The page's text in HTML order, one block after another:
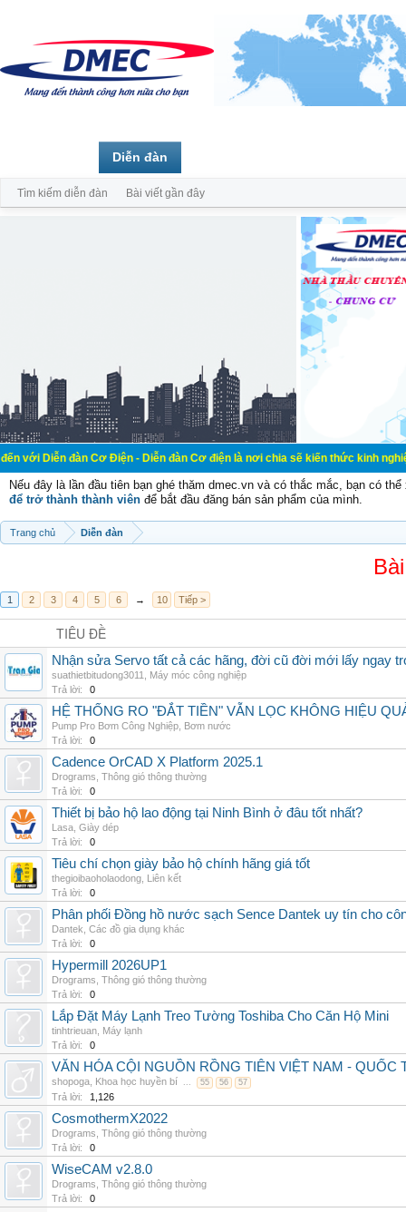
đàn Cơ Điện - Diễn đàn Cơ điện là nơi chia sẽ kiến thức kinh nghiệm
Nếu đây là lần đầu tiên bạn ghé thăm dmec.vn và có thắc mắc, bạn có
để trở thành thành viên để bắt đầu đăng bán sản phẩm của mình.
Trang chủ Diễn đàn
1 2 3 4 5 6 → 10 Tiếp >
TIÊU ĐỀ
Nhận sửa Servo tất cả các hãng, đời cũ đời mới lấy ngay
suathietbitudong3011
Máy móc công nghiệp
Trả lời:
0
HỆ THỐNG RO "ĐẮT TIỀN" VẪN LỌC KHÔNG HIỆU
Pump Pro Bơm Công Nghiệp Bơm nước
Trả lời:
0
Cadence OrCAD X Platform 2025.1
Drograms Thông gió thông thường
Trả lời:
0
Thiết bị bảo hộ lao động tại Ninh Bình ở đâu tốt nhất?
Lasa Giày dép
Trả lời:
0
Tiêu chí chọn giày bảo hộ chính hãng giá tốt
thegioibaoholaodong Liên kết
Trả lời:
0
Phân phối Đồng hồ nước sạch Sence Dantek uy tín cho
Dantek Các đồ gia dụng khác
Trả lời:
0
Hypermill 2026UP1
Drograms Thông gió thông thường
Trả lời:
0
Lắp Đặt Máy Lạnh Treo Tường Toshiba Cho Căn Hộ Mini
tinhtrieuan Máy lạnh
Trả lời:
0
VĂN HÓA CỘI NGUỒN RỒNG TIÊN VIỆT NAM -
shopoga Khoa học huyền bí ... 55 56 57
Trả lời: 1,126
CosmothermX2022
Drograms Thông gió thông thường
Trả lời:
0
WiseCAM v2.8.0
Drograms Thông gió thông thường
Trả lời:
0
Diễn đàn
Tìm kiếm diễn đàn Bài viết gần đây